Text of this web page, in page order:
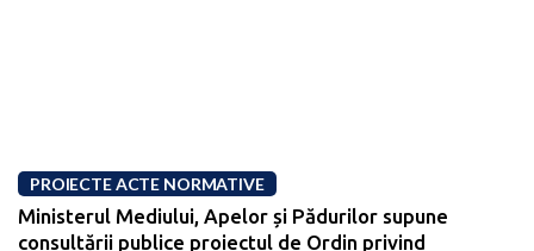
PROIECTE ACTE NORMATIVE
Ministerul Mediului, Apelor și Pădurilor supune
consultării publice proiectul de Ordin privind